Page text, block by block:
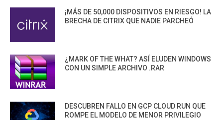
¡MÁS DE 50,000 DISPOSITIVOS EN RIESGO! LA
BRECHA DE CITRIX QUE NADIE PARCHEÓ
¿MARK OF THE WHAT? ASÍ ELUDEN WINDOWS
CON UN SIMPLE ARCHIVO .RAR
DESCUBREN FALLO EN GCP CLOUD RUN QUE
ROMPE EL MODELO DE MENOR PRIVILEGIO